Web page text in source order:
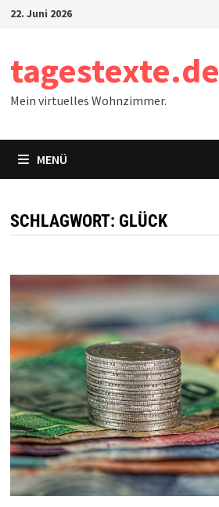
Zum22. Juni 2026
tagestexte.de
Mein virtuelles Wohnzimmer.
MENÜ
SCHLAGWORT: GLÜCK